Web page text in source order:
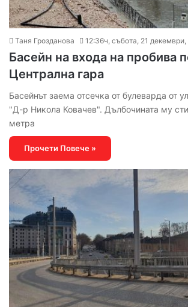
Таня Грозданова 12:36ч, събота, 21
Басейн на входа на пробива
Централна гара
Басейнът заема отсечка от булеварда от
"Д-р Никола Ковачев". Дълбочината му
метра
Прочети Повече »